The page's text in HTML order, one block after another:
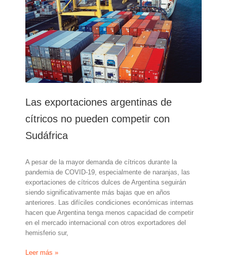
UE
de
suspender
las
exportaciones
de
cítricos
argentinos
Las exportaciones argentinas de
cítricos no pueden competir con
Sudáfrica
A pesar de la mayor demanda de cítricos durante la
pandemia de COVID-19, especialmente de naranjas, las
exportaciones de cítricos dulces de Argentina seguirán
siendo significativamente más bajas que en años
anteriores. Las difíciles condiciones económicas internas
hacen que Argentina tenga menos capacidad de competir
en el mercado internacional con otros exportadores del
hemisferio sur,
Las
Leer más »